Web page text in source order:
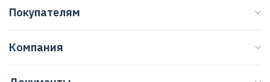
Бренды
Покупателям
Компания